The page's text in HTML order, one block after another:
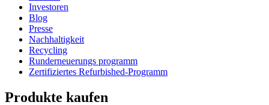
Investoren
Blog
Presse
Nachhaltigkeit
Recycling
Runderneuerungs programm
Zertifiziertes Refurbished-Programm
Produkte kaufen